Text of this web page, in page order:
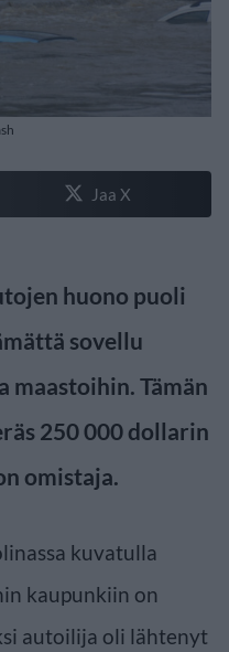
Jaa X
huono puoli
sovellu
Tämän
250 000 dollarin
omistaja.
kuvatulla
kaupunkiin on
autoilija oli lähtenyt